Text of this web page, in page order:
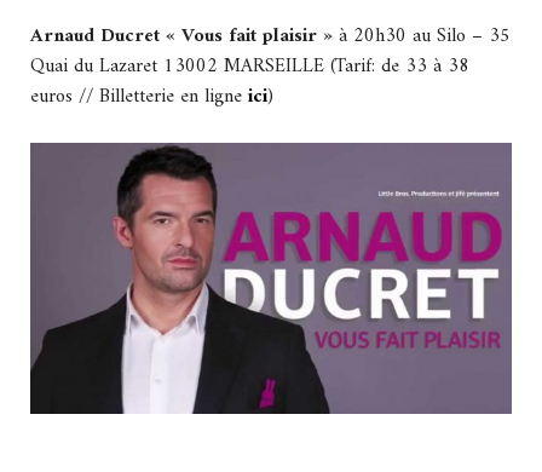
Arnaud Ducret « Vous fait plaisir »à 20h30 au Silo – 35
Quai du Lazaret 13002 MARSEILLE (Tarif: de 33 à 38
euros // Billetterie en ligneici)